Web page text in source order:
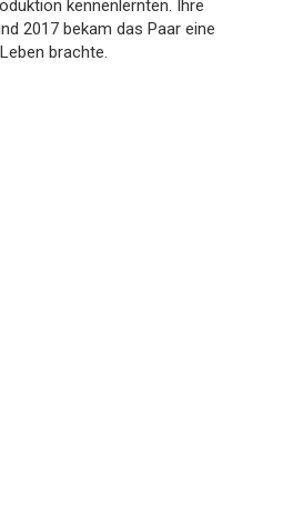
kennenlernten. Ihre
2017 bekam das Paar eine
brachte.